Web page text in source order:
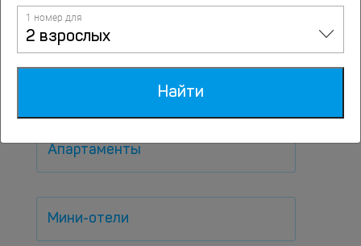
Популярные варианты
размещений
Апартаменты
Мини-отели
1 номер для
2 взрослых
Найти